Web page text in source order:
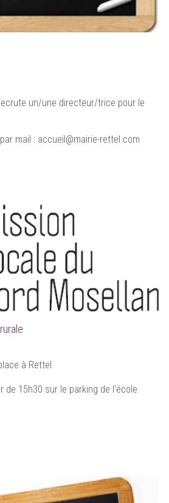
un/une directeur/trice pour le
mail : accueil@mairie-rettel.com
à Rettel
de 15h30 sur le parking de l'école